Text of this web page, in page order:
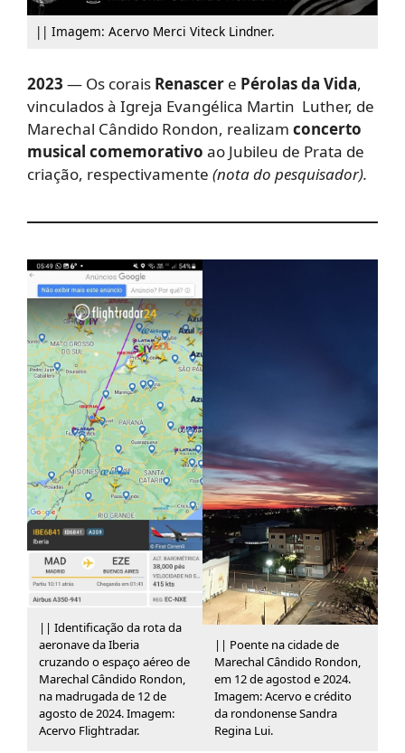
|| Imagem: Acervo Merci Viteck Lindner.
2023 — Os corais Renascer e Pérolas da Vida,
vinculados à Igreja Evangélica Martin Luther, de
Marechal Cândido Rondon, realizam concerto
musical comemorativo ao Jubileu de Prata de
criação, respectivamente (nota do pesquisador).
|| Identificação da rota da
aeronave da Iberia
cruzando o espaço aéreo de
Marechal Cândido Rondon,
na madrugada de 12 de
agosto de 2024. Imagem:
Acervo Flightradar.
|| Poente na cidade de
Marechal Cândido Rondon,
em 12 de agostod e 2024.
Imagem: Acervo e crédito
da rondonense Sandra
Regina Lui.